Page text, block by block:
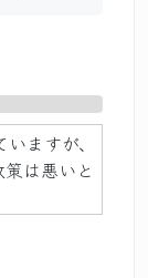
いますが、
は悪いと